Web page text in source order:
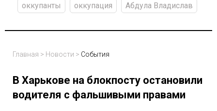
оккупанты
оккупация Абдула Владислав
Главная > Новости > События
В Харькове на блокпосту остановили
водителя с фальшивыми правами